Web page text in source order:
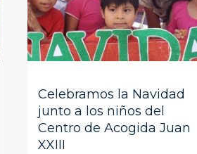
Celebramos la Navidad
junto a los niños del
Centro de Acogida Juan
XXIII